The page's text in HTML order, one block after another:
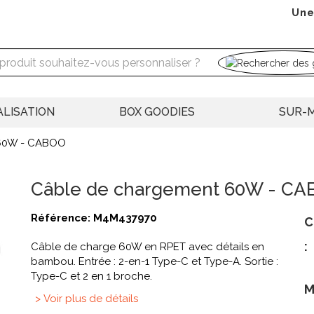
BOX GOODIES SUR-
- CABOO
Câble de chargement 60W -
Référence: M4M437970
Câble de charge 60W en RPET avec détails en
bambou. Entrée : 2-en-1 Type-C et Type-A. Sortie :
Type-C et 2 en 1 broche.
> Voir plus de détails
: